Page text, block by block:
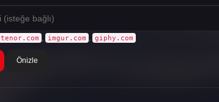
tenor.com imgur.com giphy.com
Önizle